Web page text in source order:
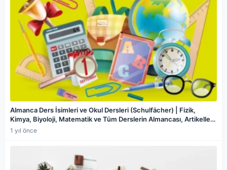
Almanca Ders İsimleri ve Okul Dersleri (Schulfächer) | Fizik,
Kimya, Biyoloji, Matematik ve Tüm Derslerin Almancası, Artikeller,
Örnek Cümleler ve Almanca Ders Programı
1 yıl önce